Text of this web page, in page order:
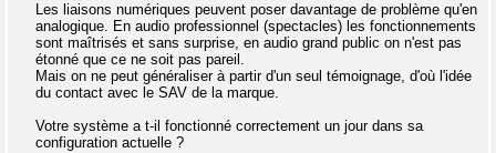
Les liaisons numériques peuvent poser davantage de problème qu'en
analogique. En audio professionnel (spectacles) les fonctionnements
sont maîtrisés et sans surprise, en audio grand public on n'est pas
étonné que ce ne soit pas pareil.
Mais on ne peut généraliser à partir d'un seul témoignage, d'où l'idée
du contact avec le SAV de la marque.
Votre système a t-il fonctionné correctement un jour dans sa
configuration actuelle ?